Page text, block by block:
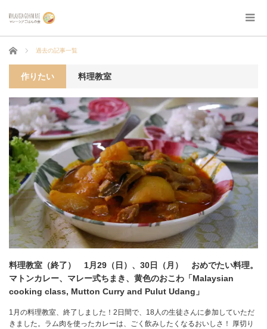
ホーム 過去の記事一覧
作りたい 料理教室
料理教室（終了） 1月29（日）、30日（月） おめでたい料理。
マトンカレー、マレー式ちまき、黄色のおこわ「Malaysian
cooking class, Mutton Curry and Pulut Udang」
1月の料理教室、終了しました！2日間で、18人の生徒さんに参加していただ
きました。ラム肉を使ったカレーは、ごく飲みしたくなるおいしさ！ 厚切り